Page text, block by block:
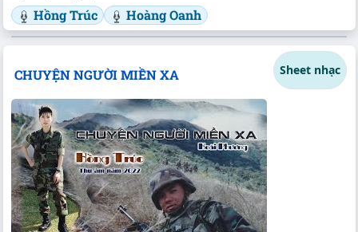
Hồng Trúc Hoàng Oanh
CHUYỆN NGƯỜI MIỀN XA Sheet nhạc